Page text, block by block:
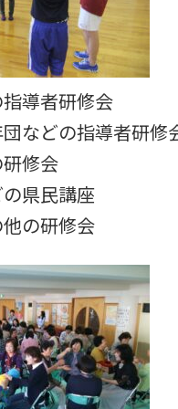
指導者研修会
団などの指導者研修
研修会
の県民講座
他の研修会